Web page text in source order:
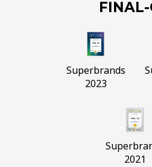
FINAL-
Superbrands
2023
2021